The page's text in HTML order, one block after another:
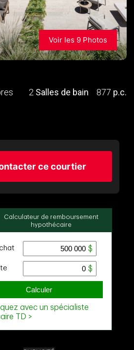
Voir les 9 Photos
2 Salles de bain 877 p.c.
ce courtier